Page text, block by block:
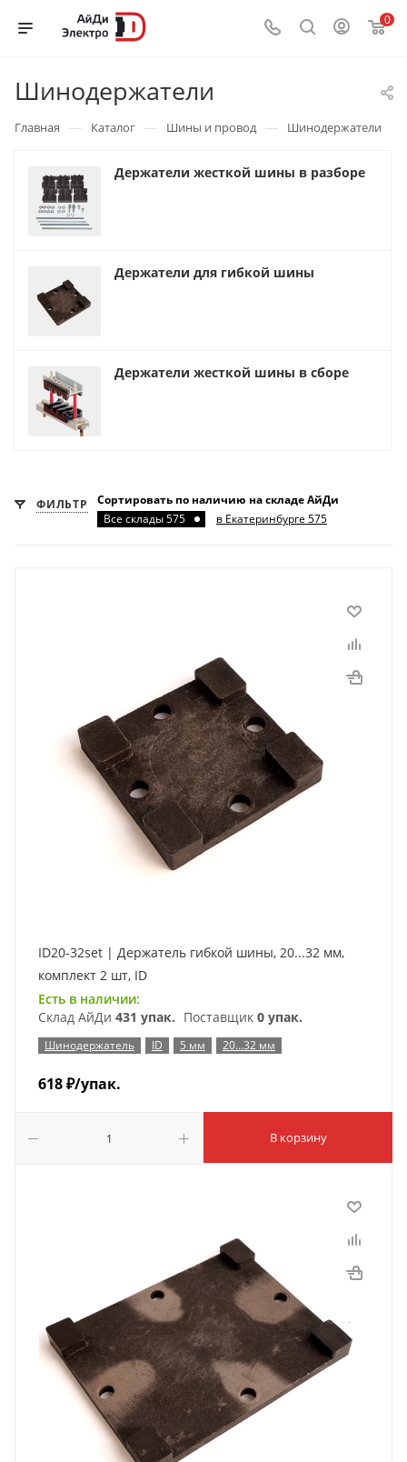
0
Шинодержатели
Главная — Каталог — Шины и провод — Шинодержатели
Держатели жесткой шины в разборе
Держатели для гибкой шины
Держатели жесткой шины в сборе
ФИЛЬТР
Сортировать по наличию на складе АйДи
Все склады 575
в Екатеринбурге 575
ID20-32set | Держатель гибкой шины, 20...32 мм,
комплект 2 шт, ID
Есть в наличии:
Склад АйДи 431 упак. Поставщик 0 упак.
Шинодержатель ID 5 мм 20…32 мм
618₽/упак.
В корзину